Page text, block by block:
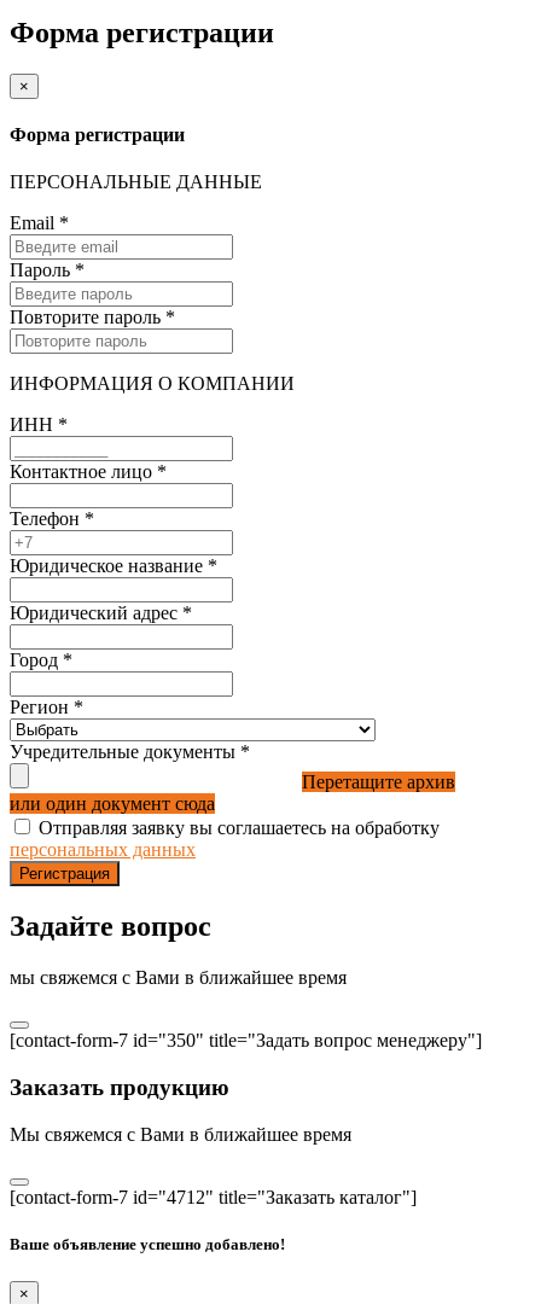
Форма регистрации
×
Форма регистрации
ПЕРСОНАЛЬНЫЕ ДАННЫЕ
Email *
Пароль *
Повторите пароль *
ИНФОРМАЦИЯ О КОМПАНИИ
ИНН *
Контактное лицо *
Телефон *
Юридическое название *
Юридический адрес *
Город *
Регион *
Учредительные документы *
Перетащите архив
или один документ сюда
Отправляя заявку вы соглашаетесь на обработку
персональных данных
Регистрация
Задайте вопрос
мы свяжемся с Вами в ближайшее время
[contact-form-7 id="350" title="Задать вопрос менеджеру"]
Заказать продукцию
Мы свяжемся с Вами в ближайшее время
[contact-form-7 id="4712" title="Заказать каталог"]
Ваше объявление успешно добавлено!
×